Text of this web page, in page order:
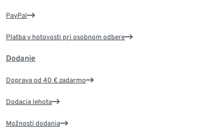
PayPal
Platba v hotovosti pri osobnom odbere
Dodanie
Doprava od 40 € zadarmo
Dodacia lehota
Možnosti dodania